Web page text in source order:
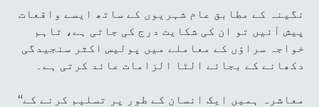
نگینہ کے مطابق عام شہریوں کے ساتھ ایسے واقعات
پیش آئیں تو ان کی شکایت درج کی جاتی ہے، تاہم
خواجہ سراؤں کے معاملے میں پولیس اکثر سنجیدگی
دکھانے کے بجائے الٹا الزامات عائد کرتی ہے۔
“معاشرہ ہمیں ایک انسان کے طور پر تسلیم کرنے کے